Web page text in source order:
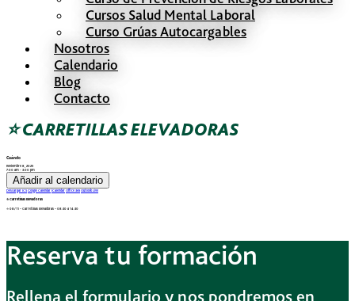
Cursos Salud Mental Laboral
Curso Grúas Autocargables
Nosotros
Calendario
Blog
Contacto
⭐ CARRETILLAS ELEVADORAS
Cuándo
noviembre 8, 2025
7:00 am - 3:00 pm
Añadir al calendario
Descargar ICS Google Calendar iCalendar Office 365 Outlook Live
⭐ Carretillas Elevadoras
⭐ 08/11 – Carretillas Elevadoras – 08:30 a 14:30
Reserva tu formación
Rellena el formulario y nos pondremos en